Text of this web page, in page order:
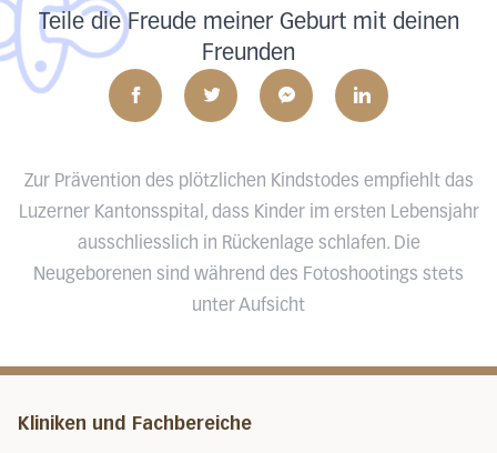
Teile die Freude meiner Geburt mit deinen
Freunden
Zur Prävention des plötzlichen Kindstodes empfiehlt das
Luzerner Kantonsspital, dass Kinder im ersten Lebensjahr
ausschliesslich in Rückenlage schlafen. Die
Neugeborenen sind während des Fotoshootings stets
unter Aufsicht
Kliniken und Fachbereiche